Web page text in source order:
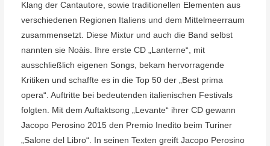
Klang der Cantautore, sowie traditionellen Elementen aus
verschiedenen Regionen Italiens und dem Mittelmeerraum
zusammensetzt. Diese Mixtur und auch die Band selbst
nannten sie Noàis. Ihre erste CD „Lanterne“, mit
ausschließlich eigenen Songs, bekam hervorragende
Kritiken und schaffte es in die Top 50 der „Best prima
opera“. Auftritte bei bedeutenden italienischen Festivals
folgten. Mit dem Auftaktsong „Levante“ ihrer CD gewann
Jacopo Perosino 2015 den Premio Inedito beim Turiner
„Salone del Libro“. In seinen Texten greift Jacopo Perosino